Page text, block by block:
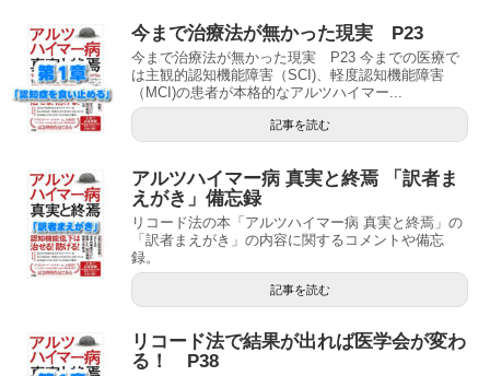
今まで治療法が無かった現実 P23
今まで治療法が無かった現実 P23 今までの医療で
は主観的認知機能障害（SCI)、軽度認知機能障害
（MCI)の患者が本格的なアルツハイマー...
記事を読む
アルツハイマー病 真実と終焉 「訳者ま
えがき」備忘録
リコード法の本「アルツハイマー病 真実と終焉」の
「訳者まえがき」の内容に関するコメントや備忘
録。
記事を読む
リコード法で結果が出れば医学会が変わ
る！ P38